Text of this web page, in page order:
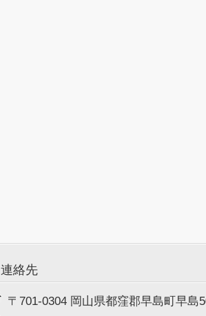
連絡先
〒701-0304 岡山県都窪郡早島町早島